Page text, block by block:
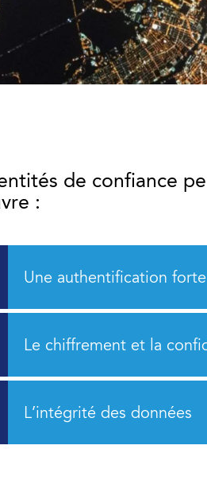
de confiance
:
Une authentification forte
Le chiffrement et la
L’intégrité des données